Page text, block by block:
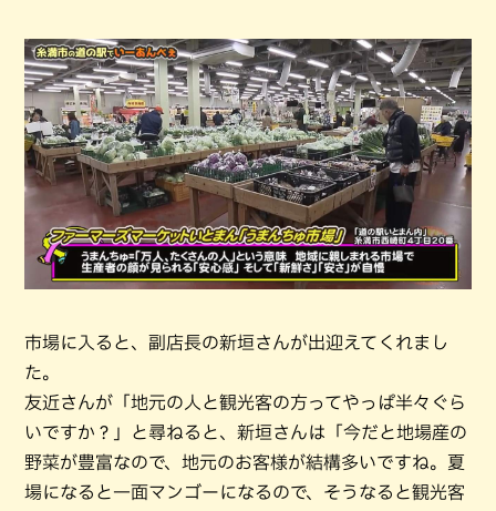
市場に入ると、副店長の新垣さんが出迎えてくれまし
た。
友近さんが「地元の人と観光客の方ってやっぱ半々ぐら
いですか？」と尋ねると、新垣さんは「今だと地場産の
野菜が豊富なので、地元のお客様が結構多いですね。夏
場になると一面マンゴーになるので、そうなると観光客